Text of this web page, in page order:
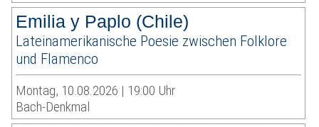
Emilia y Paplo (Chile)
Lateinamerikanische Poesie zwischen Folklore
und Flamenco
Montag, 10.08.2026 | 19:00 Uhr
Bach-Denkmal